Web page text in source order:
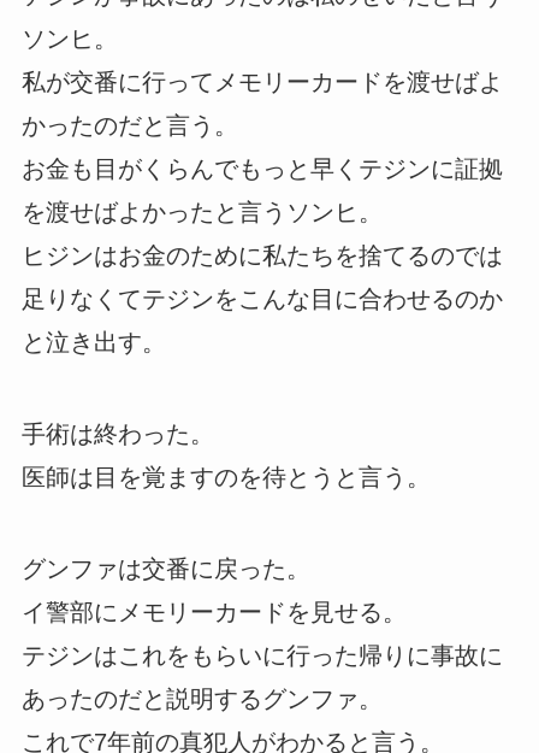
ソンヒ。
私が交番に行ってメモリーカードを渡せばよ
かったのだと言う。
お金も目がくらんでもっと早くテジンに証拠
を渡せばよかったと言うソンヒ。
ヒジンはお金のために私たちを捨てるのでは
足りなくてテジンをこんな目に合わせるのか
と泣き出す。
手術は終わった。
医師は目を覚ますのを待とうと言う。
グンファは交番に戻った。
イ警部にメモリーカードを見せる。
テジンはこれをもらいに行った帰りに事故に
あったのだと説明するグンファ。
これで7年前の真犯人がわかると言う。